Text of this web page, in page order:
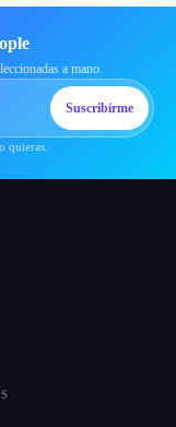
a mano.
Suscribirme
quieras.